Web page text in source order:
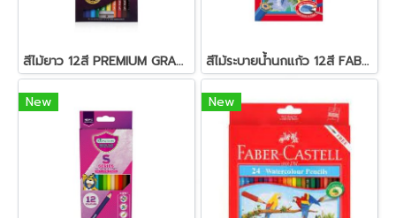
สีไม้ยาว 12สี PREMIUM GRADE MASTER-ART สีไม้ระบายน้ำนกแก้ว 12สี FABER-CASTELL
New New